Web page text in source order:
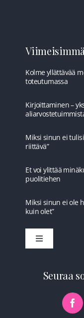
Kolme yllättävää
toteutumassa
Kirjoittaminen –
Miksi sinun ei
riittävä”
Et voi ylittää
puolitiehen
Miksi sinun ei ole
kuin olet”
Toggle
Seuraa